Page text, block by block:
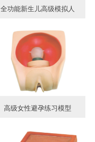
全功能新生儿高级模拟人
高级女性避孕练习模型